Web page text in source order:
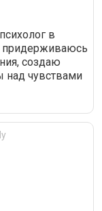
в
придерживаюсь
создаю
над чувствами